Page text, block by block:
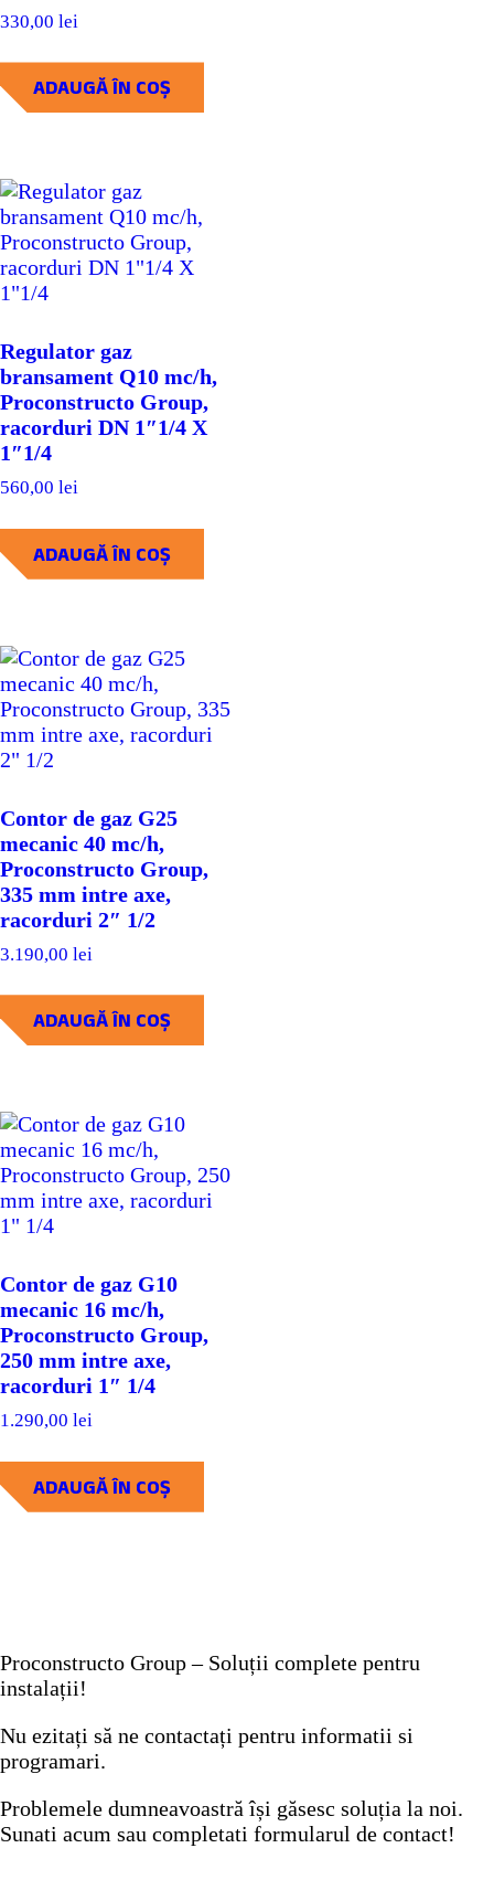
330,00 lei
ADAUGĂ ÎN COȘ
Regulator gaz
bransament Q10 mc/h,
Proconstructo Group,
racorduri DN 1″1/4 X
1″1/4
560,00 lei
ADAUGĂ ÎN COȘ
Contor de gaz G25
mecanic 40 mc/h,
Proconstructo Group,
335 mm intre axe,
racorduri 2″ 1/2
3.190,00 lei
ADAUGĂ ÎN COȘ
Contor de gaz G10
mecanic 16 mc/h,
Proconstructo Group,
250 mm intre axe,
racorduri 1″ 1/4
1.290,00 lei
ADAUGĂ ÎN COȘ
Proconstructo Group – Soluții complete pentru
instalații!
Nu ezitați să ne contactați pentru informatii si
programari.
Problemele dumneavoastră își găsesc soluția la noi.
Sunati acum sau completati formularul de contact!